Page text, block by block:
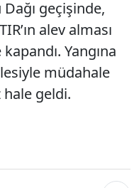
geçişinde,
alev alması
Yangına
müdahale
hale geldi.